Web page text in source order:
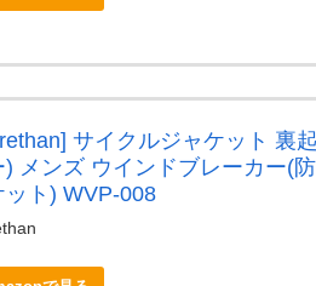
サイクルジャケット 裏
) メンズ ウインドブレーカー(
ット) WVP-008